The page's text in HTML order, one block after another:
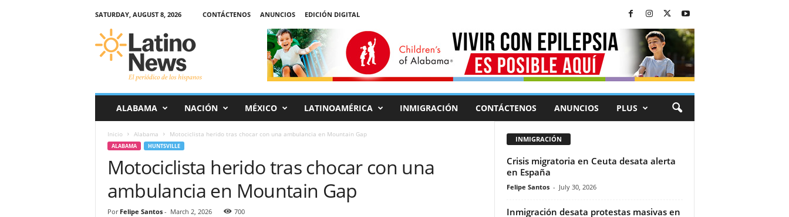
SATURDAY, AUGUST 8, 2026 CONTÁCTENOS ANUNCIOS
EDICIÓN DIGITAL
ALABAMA NACIÓN MÉXICO LATINOAMÉRICA INMIGRACIÓN CONTÁCTENOS ANUNCIOS PLUS
Inicio Alabama Motociclista herido tras chocar con una ambulancia en Mountain Gap
ALABAMA HUNTSVILLE
Motociclista herido tras chocar con una
ambulancia en Mountain Gap
Por Felipe Santos- March 2, 2026 700
INMIGRACIÓN
Crisis migratoria en Ceuta desata alerta
en España
Felipe Santos - July 30, 2026
Inmigración desata protestas masivas en